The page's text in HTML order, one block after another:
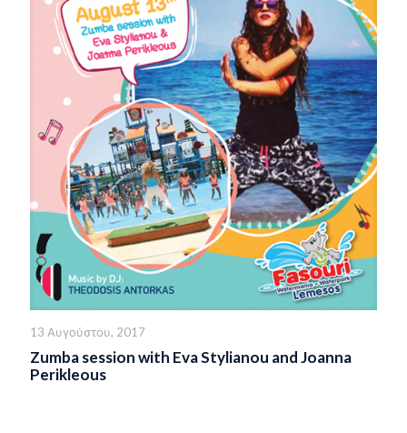
13 Αυγούστου, 2017
Zumba session with Eva Stylianou and Joanna
Perikleous